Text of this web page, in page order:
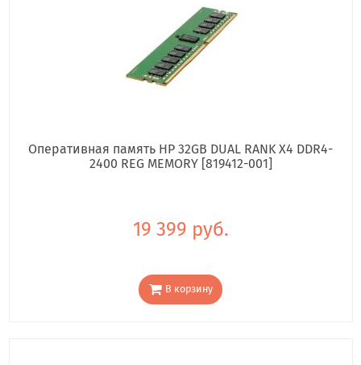
Оперативная память HP 32GB DUAL RANK X4 DDR4-
2400 REG MEMORY [819412-001]
19 399 руб.
В корзину